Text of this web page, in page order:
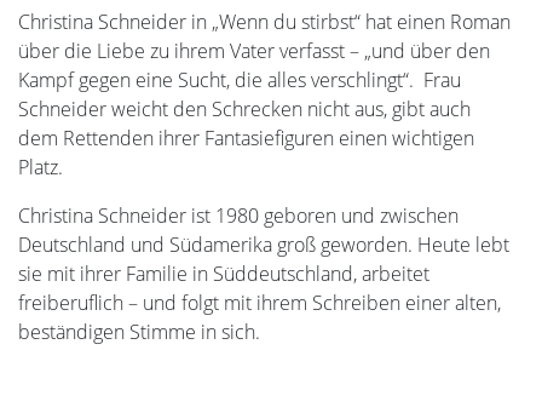
Christina Schneider in „Wenn du stirbst“ hat einen Roman
über die Liebe zu ihrem Vater verfasst – „und über den
Kampf gegen eine Sucht, die alles verschlingt“. Frau
Schneider weicht den Schrecken nicht aus, gibt auch
dem Rettenden ihrer Fantasiefiguren einen wichtigen
Platz.
Christina Schneider ist 1980 geboren und zwischen
Deutschland und Südamerika groß geworden. Heute lebt
sie mit ihrer Familie in Süddeutschland, arbeitet
freiberuflich – und folgt mit ihrem Schreiben einer alten,
beständigen Stimme in sich.